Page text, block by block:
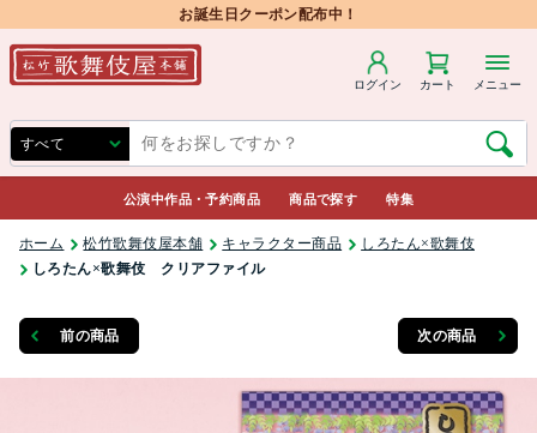
お誕生日クーポン配布中！
ログイン カート メニュー
公演中作品・予約商品 商品で探す 特集
ホーム 松竹歌舞伎屋本舗 キャラクター商品
しろたん×歌舞伎
しろたん×歌舞伎 クリアファイル
前の商品 次の商品